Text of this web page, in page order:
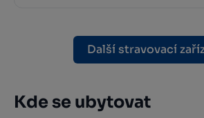
Další stravovací
Kde se ubytovat